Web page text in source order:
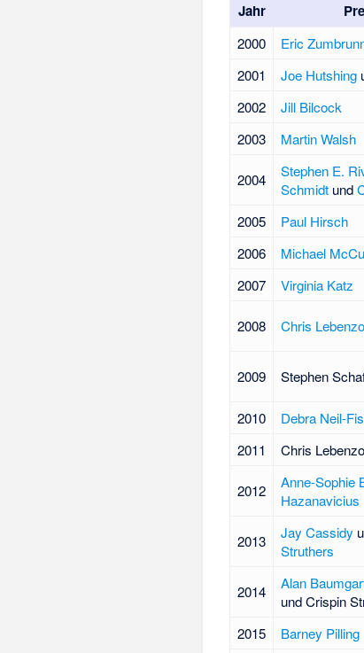
Jahr
2000 Eric
2001
Joe Hutshing
2002
Jill Bilcock
2003
Martin Walsh
2004 Stephen E.
Schmidtund
2005 Paul Hirsch
2006
Michael
2007
Virginia Katz
2008 Chris
2009 Stephen
2010
Debra Neil-
2011
Chris
2012 Anne-Sophie
Hazanavicius
2013 Jay Cassidy
Struthers
2014 Alan
und Crispin
2015 Barney Pilling